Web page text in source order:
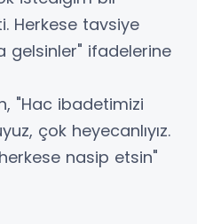
Herkese tavsiye
gelsinler" ifadelerine
"Hac ibadetimizi
çok heyecanlıyız.
nasip etsin"